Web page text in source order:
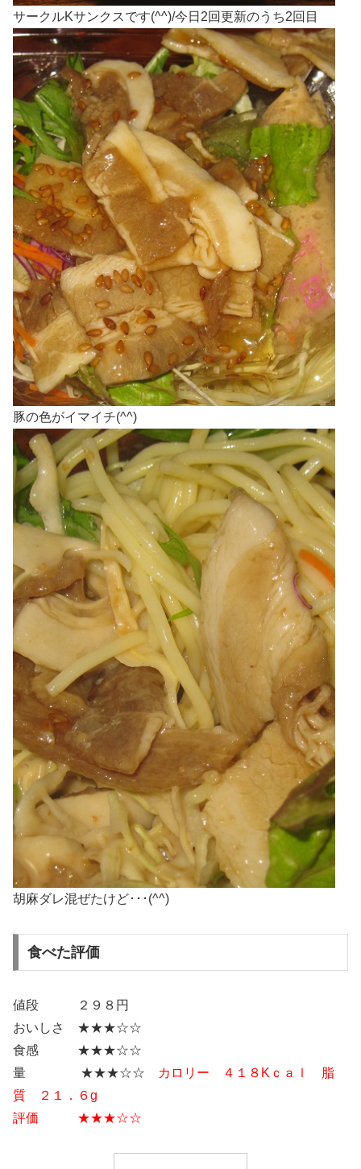
サークルKサンクスです(^^)/今日2回更新のうち2回目
豚の色がイマイチ(^^)
胡麻ダレ混ぜたけど･･･(^^)
食べた評価
値段 ２９８円
おいしさ ★★★☆☆
食感 ★★★☆☆
量 ★★★☆☆
カロリー ４１８Kｃａｌ 脂
質 ２１．６g
評価 ★★★☆☆